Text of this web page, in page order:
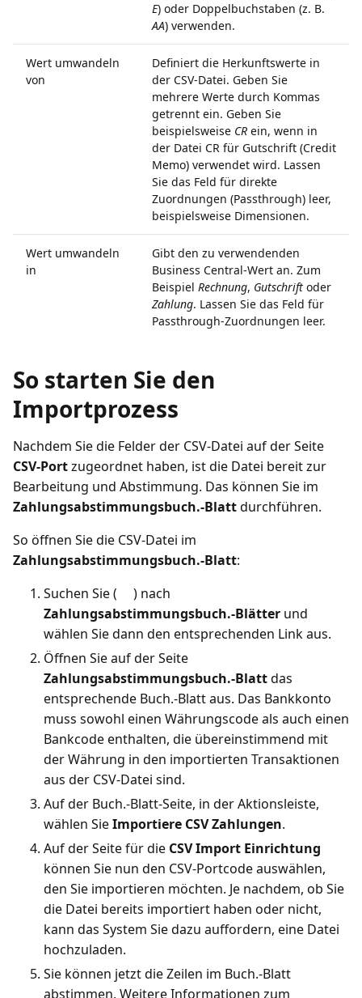
E) oder Doppelbuchstaben (z. B.
AA) verwenden.
Wert umwandeln
von
Definiert die Herkunftswerte in
der CSV-Datei. Geben Sie
mehrere Werte durch Kommas
getrennt ein. Geben Sie
beispielsweise CR ein, wenn in
der Datei CR für Gutschrift (Credit
Memo) verwendet wird. Lassen
Sie das Feld für direkte
Zuordnungen (Passthrough) leer,
beispielsweise Dimensionen.
Wert umwandeln
in
Gibt den zu verwendenden
Business Central-Wert an. Zum
Beispiel Rechnung, Gutschrift oder
Zahlung. Lassen Sie das Feld für
Passthrough-Zuordnungen leer.
So starten Sie den
Importprozess
Nachdem Sie die Felder der CSV-Datei auf der Seite
CSV-Portzugeordnet haben, ist die Datei bereit zur
Bearbeitung und Abstimmung. Das können Sie im
Zahlungsabstimmungsbuch.-Blattdurchführen.
So öffnen Sie die CSV-Datei im
Zahlungsabstimmungsbuch.-Blatt:
Suchen Sie (
) nach
Zahlungsabstimmungsbuch.-Blätter und
wählen Sie dann den entsprechenden Link aus.
Öffnen Sie auf der Seite
Zahlungsabstimmungsbuch.-Blattdas
entsprechende Buch.-Blatt aus. Das Bankkonto
muss sowohl einen Währungscode als auch einen
Bankcode enthalten, die übereinstimmend mit
der Währung in den importierten Transaktionen
aus der CSV-Datei sind.
Auf der Buch.-Blatt-Seite, in der Aktionsleiste,
wählen SieImportiere CSV Zahlungen.
Auf der Seite für die CSV Import Einrichtung
können Sie nun den CSV-Portcode auswählen,
den Sie importieren möchten. Je nachdem, ob Sie
die Datei bereits importiert haben oder nicht,
kann das System Sie dazu auffordern, eine Datei
hochzuladen.
Sie können jetzt die Zeilen im Buch.-Blatt
abstimmen. Weitere Informationen zum